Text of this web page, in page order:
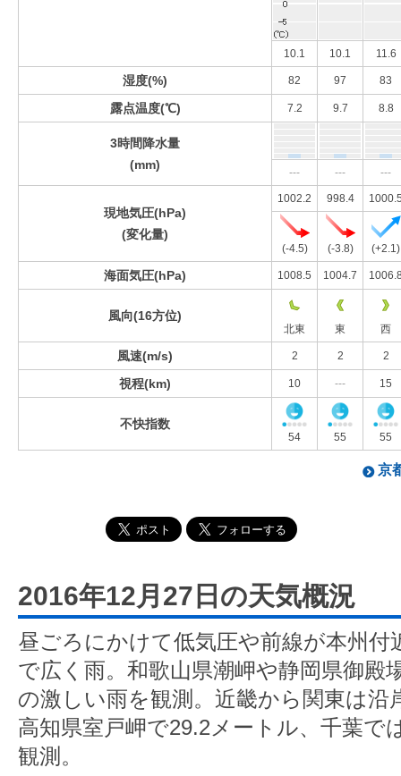
10.1 10.1 11.6
湿度(%) 82 97 83
露点温度(℃) 7.2 9.7 8.8
3時間降水量
(mm)
--- --- ---
現地気圧(hPa)
(変化量)
1002.2 998.4
(-4.5) (-3.8) (+2.1)
海面気圧(hPa) 1008.5 1004.7
風向(16方位)
北東 東 西
風速(m/s) 2 2 2
視程(km) 10 --- 15
不快指数
54 55 55
京
2016年12月27日の天気概況
昼ごろにかけて低気圧や前線が本州付
で広く雨。和歌山県潮岬や静岡県御殿
の激しい雨を観測。近畿から関東は沿
高知県室戸岬で29.2メートル、千葉で
観測。